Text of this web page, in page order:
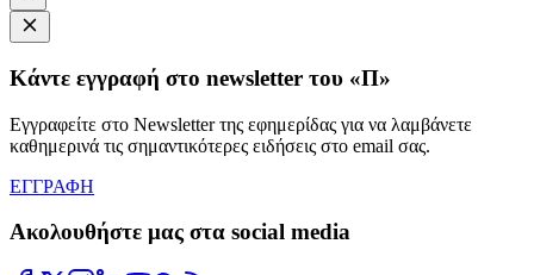
Κάντε εγγραφή στο newsletter του «Π»
Εγγραφείτε στο Newsletter της εφημερίδας για να λαμβάνετε
καθημερινά τις σημαντικότερες ειδήσεις στο email σας.
ΕΓΓΡΑΦΗ
Ακολουθήστε μας στα social media